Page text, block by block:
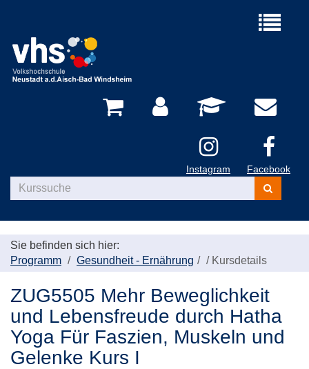
Menü
Instagram Facebook
Kurse
suchen
Sie befinden sich hier:
Programm
Gesundheit - Ernährung / Kursdetails
ZUG5505 Mehr Beweglichkeit
und Lebensfreude durch Hatha
Yoga Für Faszien, Muskeln und
Gelenke Kurs I